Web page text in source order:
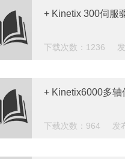
+ Kinetix 300伺服
下载次数：1236 发
+ Kinetix6000多
下载次数：964 发